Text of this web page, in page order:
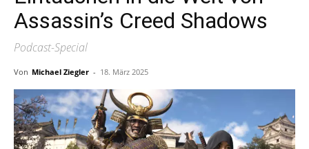
Assassin’s Creed Shadows
Podcast-Special
Von Michael Ziegler - 18. März 2025